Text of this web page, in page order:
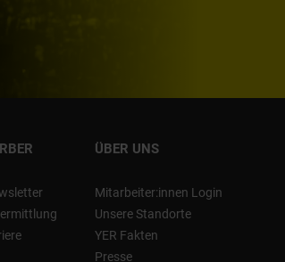
ÜBER UNS
Mitarbeiter:innen Login
Unsere Standorte
YER Fakten
Presse